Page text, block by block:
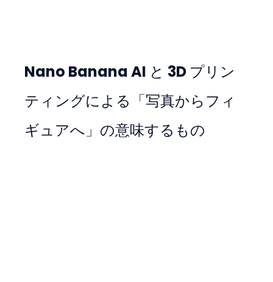
Nano Banana AI と 3D プリン
ティングによる「写真からフィ
ギュアへ」の意味するもの